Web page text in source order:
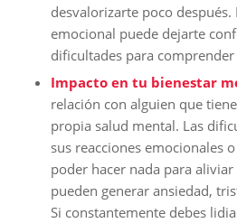
desvalorizarte poco después.
emocional puede dejarte
dificultades para
Impacto en tu bienestar
relación con alguien que
propia salud mental. Las
sus reacciones emocionales
poder hacer nada para
pueden generar ansiedad,
Si constantemente debes